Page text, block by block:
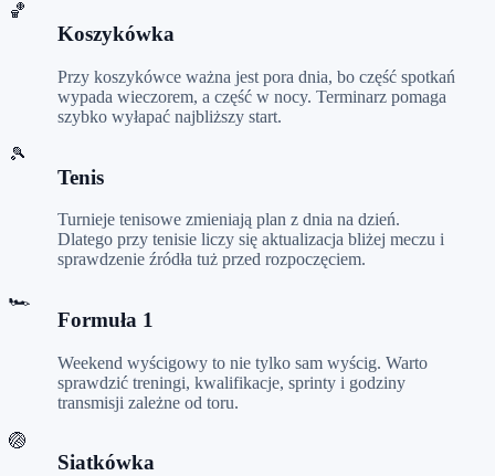
🏀
Koszykówka
Przy koszykówce ważna jest pora dnia, bo część spotkań
wypada wieczorem, a część w nocy. Terminarz pomaga
szybko wyłapać najbliższy start.
🎾
Tenis
Turnieje tenisowe zmieniają plan z dnia na dzień.
Dlatego przy tenisie liczy się aktualizacja bliżej meczu i
sprawdzenie źródła tuż przed rozpoczęciem.
🏎️
Formuła 1
Weekend wyścigowy to nie tylko sam wyścig. Warto
sprawdzić treningi, kwalifikacje, sprinty i godziny
transmisji zależne od toru.
🏐
Siatkówka